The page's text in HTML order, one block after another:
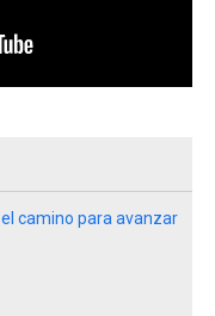
camino para avanzar